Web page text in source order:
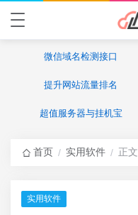
微信域名检测接口
提升网站流量排名
超值服务器与挂机宝
首页 / 实用软件 / 正文
实用软件